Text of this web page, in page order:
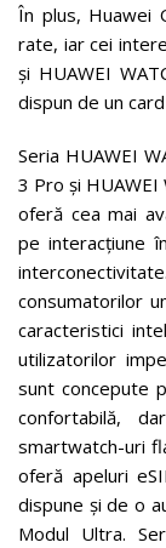
În plus, Huawei
rate, iar cei
și HUAWEI
dispun de un
Seria HUAWEI
3 Pro și
oferă cea mai
pe interacțiune
consumatorilor
caracteristici
utilizatorilor
sunt concepute
confortabilă,
smartwatch-uri
oferă apeluri
dispune și de o
Modul Ultra.